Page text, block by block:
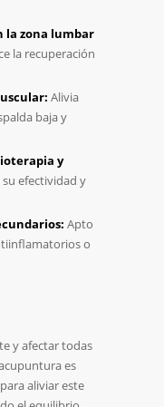
la zona lumbar
la recuperación
Alivia
baja y
y
su efectividad y
Apto
o
y afectar todas
es
aliviar este